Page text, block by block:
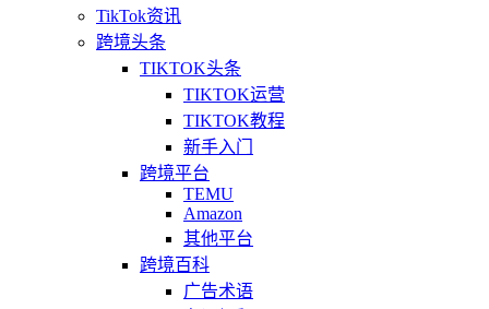
TikTok资讯
跨境头条
TIKTOK头条
TIKTOK运营
TIKTOK教程
新手入门
跨境平台
TEMU
Amazon
其他平台
跨境百科
广告术语